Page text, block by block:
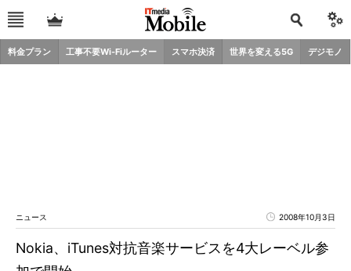
料金プラン 工事不要Wi-Fiルーター スマホ決済 世界を変える5G デジモノ
ニュース 2008年10月3日
Nokia、iTunes対抗音楽サービスを4大レーベル参